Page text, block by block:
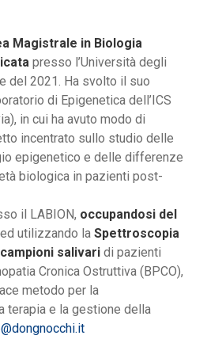
Magistrale in Biologia
presso l’Università degli
del 2021. Ha svolto il suo
di Epigenetica dell’ICS
in cui ha avuto modo di
incentrato sullo studio delle
epigenetico e delle differenze
biologica in pazienti post-
il LABION, occupandosi del
ed utilizzando la Spettroscopia
salivari di pazienti
Cronica Ostruttiva (BPCO),
metodo per la
terapia e la gestione della